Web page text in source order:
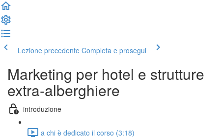
Lezione precedente Completa e prosegui
Marketing per hotel e strutture
extra-alberghiere
introduzione
a chi è dedicato il corso (3:18)